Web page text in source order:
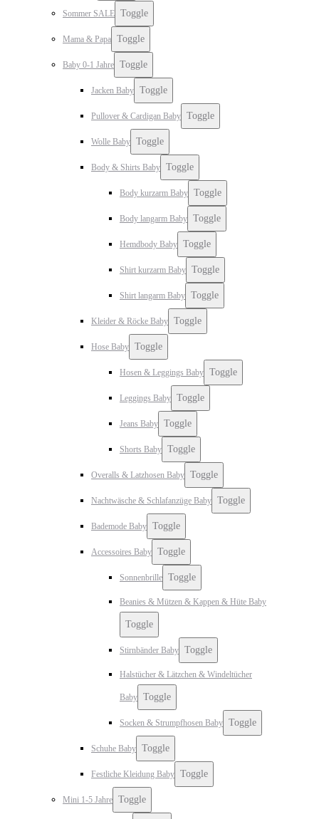
Sommer SALE Toggle
Mama & Papa Toggle
Baby 0-1 Jahre Toggle
Jacken Baby Toggle
Pullover & Cardigan Baby Toggle
Wolle Baby Toggle
Body & Shirts Baby Toggle
Body kurzarm Baby Toggle
Body langarm Baby Toggle
Hemdbody Baby Toggle
Shirt kurzarm Baby Toggle
Shirt langarm Baby Toggle
Kleider & Röcke Baby Toggle
Hose Baby Toggle
Hosen & Leggings Baby Toggle
Leggings Baby Toggle
Jeans Baby Toggle
Shorts Baby Toggle
Overalls & Latzhosen Baby Toggle
Nachtwäsche & Schlafanzüge Baby Toggle
Bademode Baby Toggle
Accessoires Baby Toggle
Sonnenbrille Toggle
Beanies & Mützen & Kappen & Hüte Baby
Toggle
Stirnbänder Baby Toggle
Halstücher & Lätzchen & Windeltücher
Baby Toggle
Socken & Strumpfhosen Baby Toggle
Schuhe Baby Toggle
Festliche Kleidung Baby Toggle
Mini 1-5 Jahre Toggle